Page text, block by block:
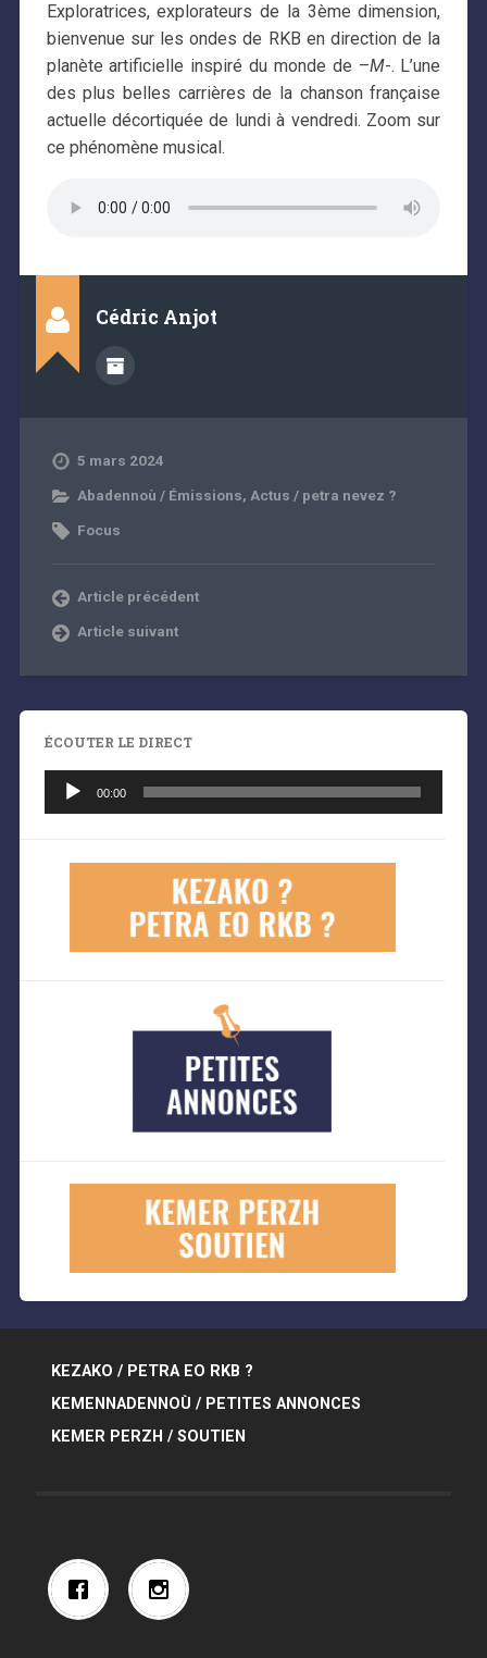
Exploratrices, explorateurs de la 3ème dimension,
bienvenue sur les ondes de RKB en direction de la
planète artificielle inspiré du monde de –M-. L’une
des plus belles carrières de la chanson française
actuelle décortiquée de lundi à vendredi. Zoom sur
ce phénomène musical.
Cédric Anjot
5 mars 2024
Abadennoù / Émissions, Actus / petra nevez ?
Focus
Article précédent
Article suivant
ÉCOUTER LE DIRECT
Lecteur
audio
00:00
KEZAKO / PETRA EO RKB ?
KEMENNADENNOÙ / PETITES ANNONCES
KEMER PERZH / SOUTIEN